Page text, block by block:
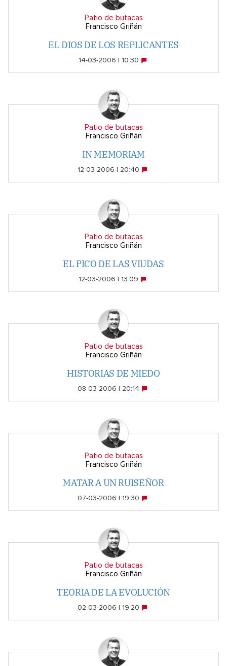
Patio de butacas
Francisco Griñán
EL DIOS DE LOS REPLICANTES
14-03-2006 | 10:30
Patio de butacas
Francisco Griñán
IN MEMORIAM
12-03-2006 | 20:40
Patio de butacas
Francisco Griñán
EL PICO DE LAS VIUDAS
12-03-2006 | 13:09
Patio de butacas
Francisco Griñán
HISTORIAS DE MIEDO
08-03-2006 | 20:14
Patio de butacas
Francisco Griñán
MATAR A UN RUISEÑOR
07-03-2006 | 19:30
Patio de butacas
Francisco Griñán
TEORIA DE LA EVOLUCIÓN
02-03-2006 | 19:20